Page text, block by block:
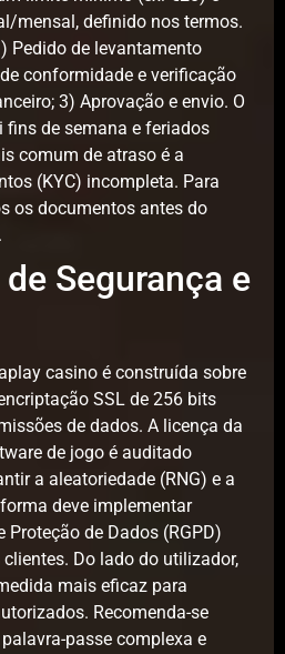
mensal, definido nos termos.
Pedido de levantamento
conformidade e verificação
3) Aprovação e envio. O
fins de semana e feriados
comum de atraso é a
(KYC) incompleta. Para
os documentos antes do
Segurança e
casino é construída sobre
SSL de 256 bits
de dados. A licença da
de jogo é auditado
a aleatoriedade (RNG) e a
deve implementar
de Dados (RGPD)
Do lado do utilizador,
mais eficaz para
Recomenda-se
passe complexa e